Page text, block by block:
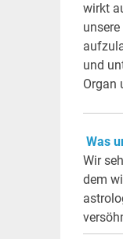
wirkt
und
Organ
Was
Wir
dem